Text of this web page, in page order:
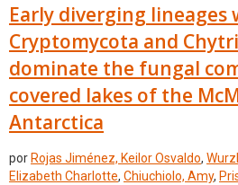
Early diverging lineages
Cryptomycota and
dominate the fungal
covered lakes of the
Antarctica
por Rojas Jiménez, Keilor Osvaldo,
Elizabeth Charlotte, Chiuchiolo, Amy,